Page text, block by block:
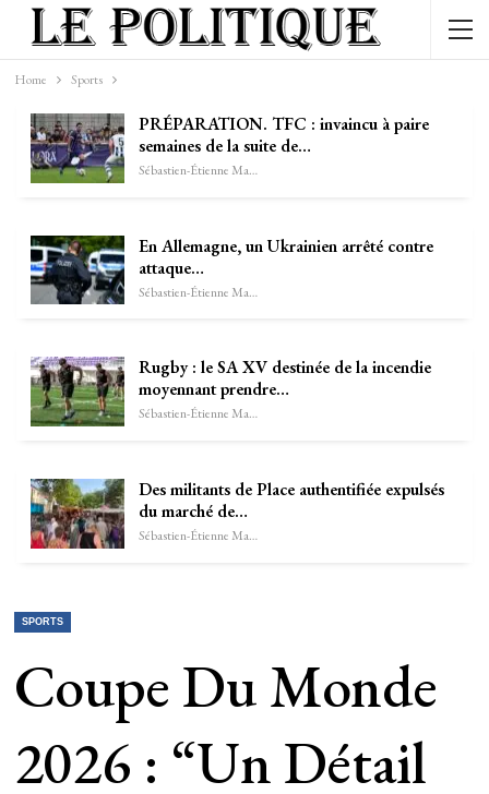
Home Sports
PRÉPARATION. TFC : invaincu à paire
semaines de la suite de…
Sébastien-Étienne Marechal
En Allemagne, un Ukrainien arrêté contre
attaque…
Sébastien-Étienne Marechal
Rugby : le SA XV destinée de la incendie
moyennant prendre…
Sébastien-Étienne Marechal
Des militants de Place authentifiée expulsés
du marché de…
Sébastien-Étienne Marechal
SPORTS
Coupe Du Monde
2026 : “Un Détail